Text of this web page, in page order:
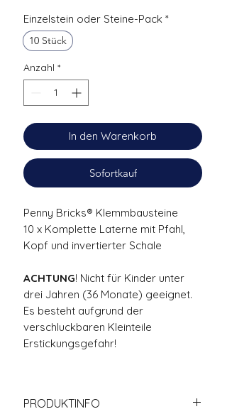
Einzelstein oder Steine-Pack *
10 Stück
Anzahl *
In den Warenkorb
Sofortkauf
Penny Bricks® Klemmbausteine
10 x Komplette Laterne mit Pfahl,
Kopf und invertierter Schale
ACHTUNG! Nicht für Kinder unter
drei Jahren (36 Monate) geeignet.
Es besteht aufgrund der
verschluckbaren Kleinteile
Erstickungsgefahr!
PRODUKTINFO